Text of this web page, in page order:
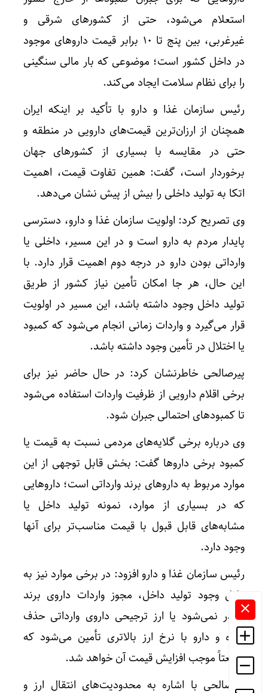
استعلام می‌شود، حتی از کشورهای شرقی و
غیرغربی، بین پنج تا ۱۰ برابر قیمت داروهای موجود
در داخل کشور است؛ موضوعی که بار مالی سنگینی
را برای نظام سلامت ایجاد می‌کند.
رئیس سازمان غذا و دارو با تأکید بر اینکه ایران
همچنان از ارزان‌ترین قیمت‌های دارویی در منطقه و
حتی در مقایسه با بسیاری از کشورهای جهان
برخوردار است، گفت: همین تفاوت قیمت، اهمیت
اتکا به تولید داخلی را بیش از پیش نشان می‌دهد.
وی تصریح کرد: اولویت سازمان غذا و دارو، دسترسی
پایدار مردم به دارو است و در این مسیر، داخلی یا
وارداتی بودن دارو در درجه دوم اهمیت قرار دارد. با
این حال، هر جا امکان تأمین نیاز کشور از طریق
تولید داخل وجود داشته باشد، این مسیر در اولویت
قرار می‌گیرد و واردات زمانی انجام می‌شود که کمبود
یا اختلال در تأمین وجود داشته باشد.
پیرصالحی خاطرنشان کرد: در حال حاضر نیز برای
برخی اقلام دارویی از ظرفیت واردات استفاده می‌شود
تا کمبودهای احتمالی جبران شود.
وی درباره برخی گلایه‌های مردمی نسبت به قیمت یا
کمبود برخی داروها گفت: بخش قابل توجهی از این
موارد مربوط به داروهای برند وارداتی است؛ داروهایی
که در بسیاری از موارد، نمونه تولید داخل یا
مشابه‌های قابل قبول با قیمت مناسب‌تر برای آنها
وجود دارد.
رئیس سازمان غذا و دارو افزود: در برخی موارد نیز به
دلیل وجود تولید داخل، مجوز واردات داروی برند
صادر نمی‌شود یا ارز ترجیحی داروی وارداتی حذف
شده و دارو با نرخ ارز بالاتری تأمین می‌شود که
طبیعتاً موجب افزایش قیمت آن خواهد شد.
پیرصالحی با اشاره به محدودیت‌های انتقال ارز و